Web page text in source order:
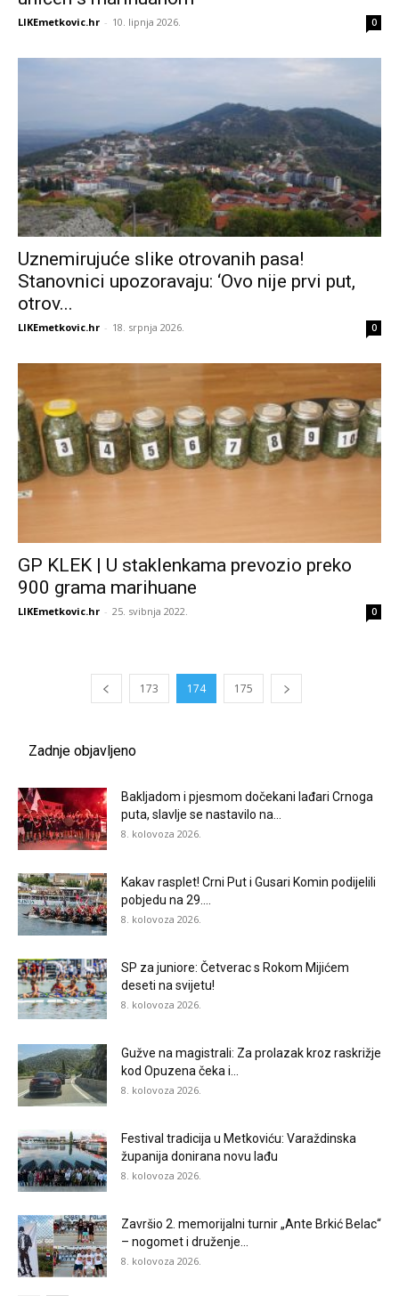
LIKEmetkovic.hr - 10. lipnja 2026. 0
Uznemirujuće slike otrovanih pasa!
Stanovnici upozoravaju: ‘Ovo nije prvi put,
otrov...
LIKEmetkovic.hr - 18. srpnja 2026. 0
GP KLEK | U staklenkama prevozio preko
900 grama marihuane
LIKEmetkovic.hr - 25. svibnja 2022. 0
173 174 175
Zadnje objavljeno
Bakljadom i pjesmom dočekani lađari Crnoga
puta, slavlje se nastavilo na...
8. kolovoza 2026.
Kakav rasplet! Crni Put i Gusari Komin podijelili
pobjedu na 29....
8. kolovoza 2026.
SP za juniore: Četverac s Rokom Mijićem
deseti na svijetu!
8. kolovoza 2026.
Gužve na magistrali: Za prolazak kroz raskrižje
kod Opuzena čeka i...
8. kolovoza 2026.
Festival tradicija u Metkoviću: Varaždinska
županija donirana novu lađu
8. kolovoza 2026.
Završio 2. memorijalni turnir „Ante Brkić Belac“
– nogomet i druženje...
8. kolovoza 2026.